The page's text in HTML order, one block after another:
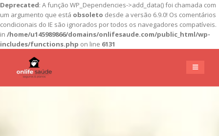
Deprecated: A função WP_Dependencies->add_data() foi chamada com
um argumento que está obsoleto desde a versão 6.9.0! Os comentários
condicionais do IE são ignorados por todos os navegadores compatíveis.
in /home/u145989866/domains/onlifesaude.com/public_html/wp-
includes/functions.php on line 6131